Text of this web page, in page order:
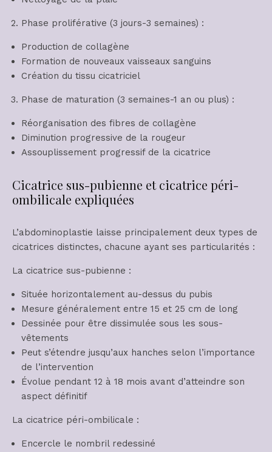
Phase proliférative (3 jours-3 semaines) :
Production de collagène
Formation de nouveaux vaisseaux sanguins
Création du tissu cicatriciel
Phase de maturation (3 semaines-1 an ou plus) :
Réorganisation des fibres de collagène
Diminution progressive de la rougeur
Assouplissement progressif de la cicatrice
Cicatrice sus-pubienne et cicatrice péri-
ombilicale expliquées
L’abdominoplastie laisse principalement deux types de
cicatrices distinctes, chacune ayant ses particularités :
La cicatrice sus-pubienne :
Située horizontalement au-dessus du pubis
Mesure généralement entre 15 et 25 cm de long
Dessinée pour être dissimulée sous les sous-
vêtements
Peut s’étendre jusqu’aux hanches selon l’importance
de l’intervention
Évolue pendant 12 à 18 mois avant d’atteindre son
aspect définitif
La cicatrice péri-ombilicale :
Encercle le nombril redessiné